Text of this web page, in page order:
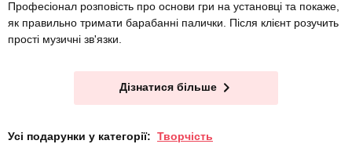
Професіонал розповість про основи гри на установці та покаже,
як правильно тримати барабанні палички. Після клієнт розучить
прості музичні зв'язки.
Дізнатися більше
Усі подарунки у категорії: Творчість